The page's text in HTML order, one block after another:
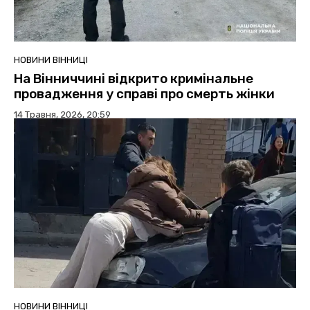
НОВИНИ ВІННИЦІ
На Вінниччині відкрито кримінальне
провадження у справі про смерть жінки
14 Травня, 2026, 20:59
НОВИНИ ВІННИЦІ